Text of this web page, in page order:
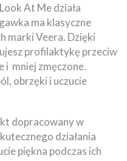
At Me działa
ma klasyczne
marki Veera. Dzięki
profilaktykę przeciw
i mniej zmęczone.
obrzęki i uczucie
dopracowany w
działania
piękna podczas ich